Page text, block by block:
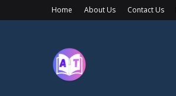
Home About Us Contact Us